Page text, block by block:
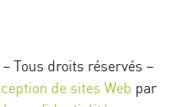
Tous droits réservés –
de sites Web par